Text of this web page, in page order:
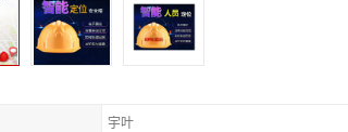
宇叶